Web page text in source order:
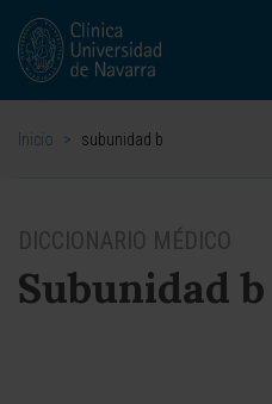
Inicio > subunidad b
DICCIONARIO MÉDICO
Subunidad b